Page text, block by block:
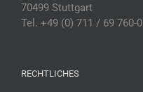
70499 Stuttgart
Tel. +49 (0) 711 / 69 760-0
RECHTLICHES